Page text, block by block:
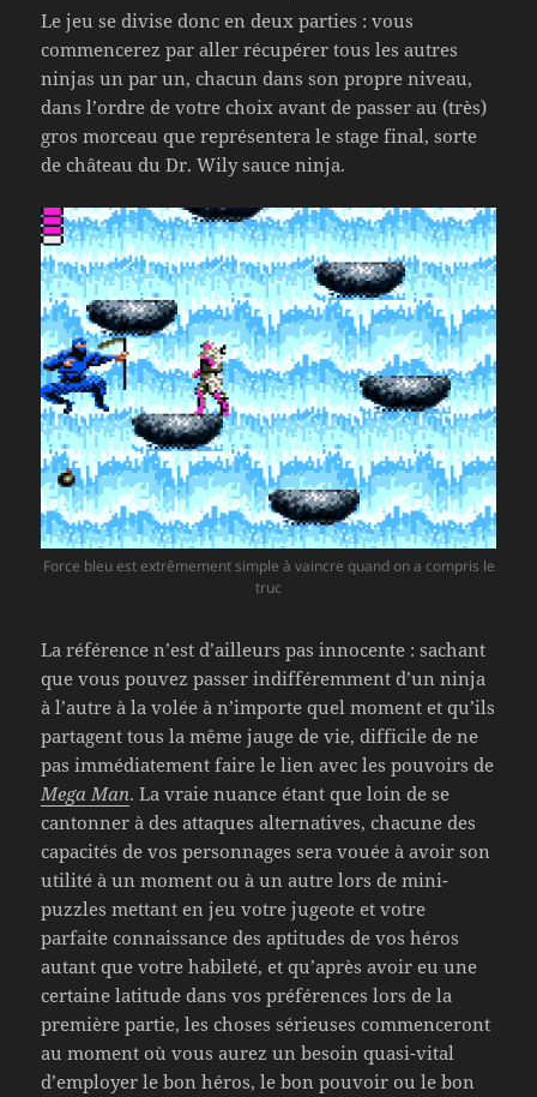
Le jeu se divise donc en deux parties : vous
commencerez par aller récupérer tous les autres
ninjas un par un, chacun dans son propre niveau,
dans l’ordre de votre choix avant de passer au (très)
gros morceau que représentera le stage final, sorte
de château du Dr. Wily sauce ninja.
Force bleu est extrêmement simple à vaincre quand on a compris le
truc
La référence n’est d’ailleurs pas innocente : sachant
que vous pouvez passer indifféremment d’un ninja
à l’autre à la volée à n’importe quel moment et qu’ils
partagent tous la même jauge de vie, difficile de ne
pas immédiatement faire le lien avec les pouvoirs de
Mega Man. La vraie nuance étant que loin de se
cantonner à des attaques alternatives, chacune des
capacités de vos personnages sera vouée à avoir son
utilité à un moment ou à un autre lors de mini-
puzzles mettant en jeu votre jugeote et votre
parfaite connaissance des aptitudes de vos héros
autant que votre habileté, et qu’après avoir eu une
certaine latitude dans vos préférences lors de la
première partie, les choses sérieuses commenceront
au moment où vous aurez un besoin quasi-vital
d’employer le bon héros, le bon pouvoir ou le bon